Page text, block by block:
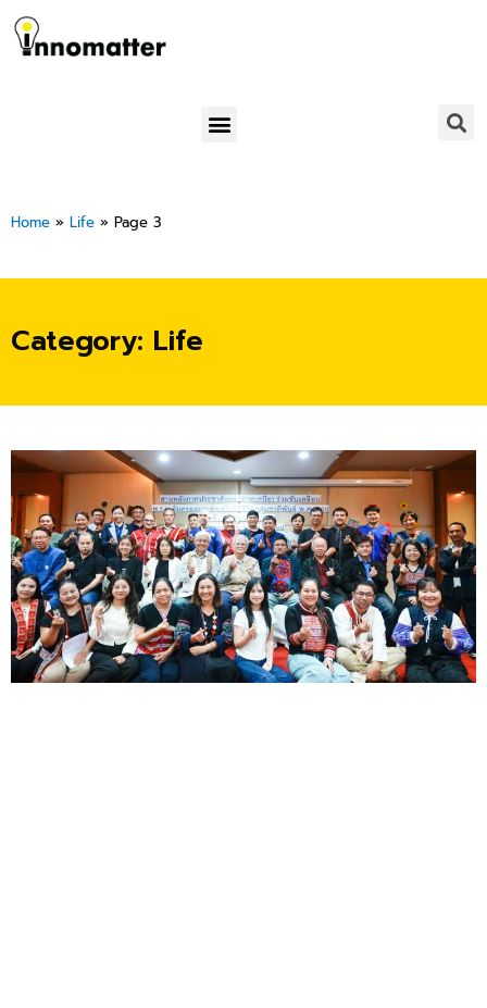
Skip
to
content
Menu
Home » Life » Page 3
Category: Life
PagePagePagePagePage Page